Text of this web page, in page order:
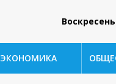
ЭКОНОМИКА